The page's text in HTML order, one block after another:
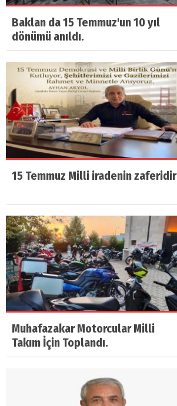
Baklan da 15 Temmuz'un 10 yıl
dönümü anıldı.
15 Temmuz Milli iradenin zaferidir
Muhafazakar Motorcular Milli
Takım İçin Toplandı.